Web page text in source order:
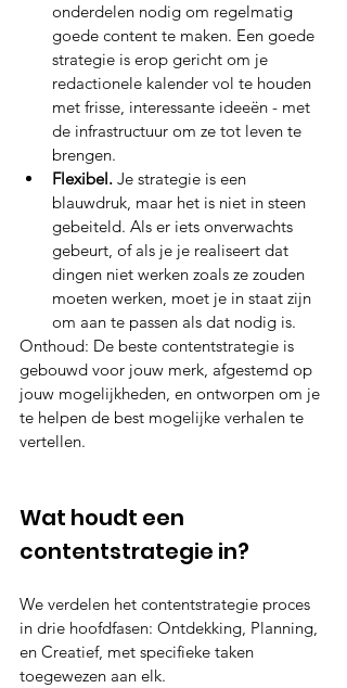
onderdelen nodig om regelmatig
goede content te maken. Een goede
strategie is erop gericht om je
redactionele kalender vol te houden
met frisse, interessante ideeën - met
de infrastructuur om ze tot leven te
brengen.
Flexibel. Je strategie is een
blauwdruk, maar het is niet in steen
gebeiteld. Als er iets onverwachts
gebeurt, of als je je realiseert dat
dingen niet werken zoals ze zouden
moeten werken, moet je in staat zijn
om aan te passen als dat nodig is.
Onthoud: De beste contentstrategie is
gebouwd voor jouw merk, afgestemd op
jouw mogelijkheden, en ontworpen om je
te helpen de best mogelijke verhalen te
vertellen.
Wat houdt een
contentstrategie in?
We verdelen het contentstrategie proces
in drie hoofdfasen: Ontdekking, Planning,
en Creatief, met specifieke taken
toegewezen aan elk.